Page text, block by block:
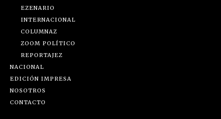
EZENARIO
INTERNACIONAL
COLUMNAZ
ZOOM POLÍTICO
REPORTAJEZ
NACIONAL
EDICIÓN IMPRESA
NOSOTROS
CONTACTO